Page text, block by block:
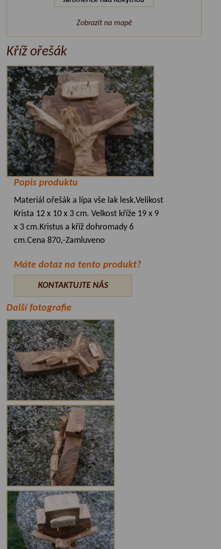
Zobrazit na mapě
Kříž ořešák
Popis produktu
Materiál ořešák a lípa vše lak lesk.Velikost
Krista 12 x 10 x 3 cm. Velkost kříže 19 x 9
x 3 cm.Kristus a kříž dohromady 6
cm.Cena 870,-Zamluveno
Máte dotaz na tento produkt?
KONTAKTUJTE NÁS
Další fotografie